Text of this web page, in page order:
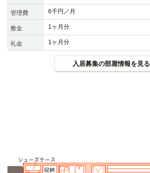
管理費 6千円／月
敷金 1ヶ月分
礼金 1ヶ月分
入居募集の部屋情報を見る